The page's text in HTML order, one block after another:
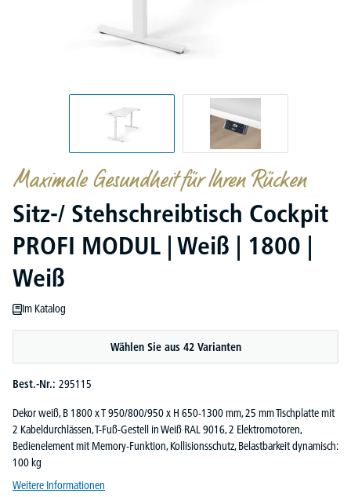
Maximale Gesundheit für Ihren Rücken
Sitz-/ Stehschreibtisch Cockpit
PROFI MODUL | Weiß | 1800 |
Weiß
Im Katalog
Wählen Sie aus 42 Varianten
Best.-Nr.: 295115
Dekor weiß, B 1800 x T 950/800/950 x H 650-1300 mm, 25 mm Tischplatte mit
2 Kabeldurchlässen, T-Fuß-Gestell in Weiß RAL 9016, 2 Elektromotoren,
Bedienelement mit Memory-Funktion, Kollisionsschutz, Belastbarkeit dynamisch:
100 kg
Weitere Informationen